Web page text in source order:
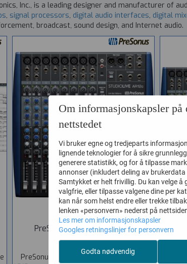
Inc., is a leading designer and manufacturer of
, signal processors, digital audio interfaces, digital
broadcast, sound design, and Internet audio.
PreSonus StudioLive AR12c
Vare nr. PS-SL-AR12C
PreSonus StudioLive AR12c StudioLive
Om informasjonskapsler på
nettstedet
Vi bruker egne og tredjeparts
lignende teknologier for å sikre
generere statistikk, og for å tilpasse
annonser (inkludert deling av
Samtykket er helt frivillig. Du kan velge å
valgfrie, eller tilpasse valgene dine per
kan når som helst endre eller trekke
lenken «personvern» nederst på
Les mer om informasjonskapsler
Googles retningslinjer for personvern
Godta nødvendig